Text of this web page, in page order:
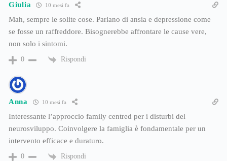
Giulia 10 mesi fa
Mah, sempre le solite cose. Parlano di ansia e depressione come
se fosse un raffreddore. Bisognerebbe affrontare le cause vere,
non solo i sintomi.
0 Rispondi
Anna 10 mesi fa
Interessante l’approccio family centred per i disturbi del
neurosviluppo. Coinvolgere la famiglia è fondamentale per un
intervento efficace e duraturo.
0 Rispondi